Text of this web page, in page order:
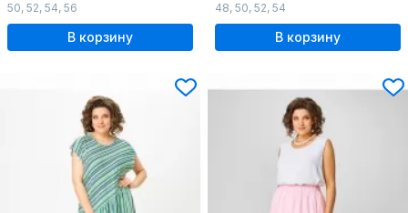
50, 52, 54, 56
В корзину
48, 50, 52, 54
В корзину